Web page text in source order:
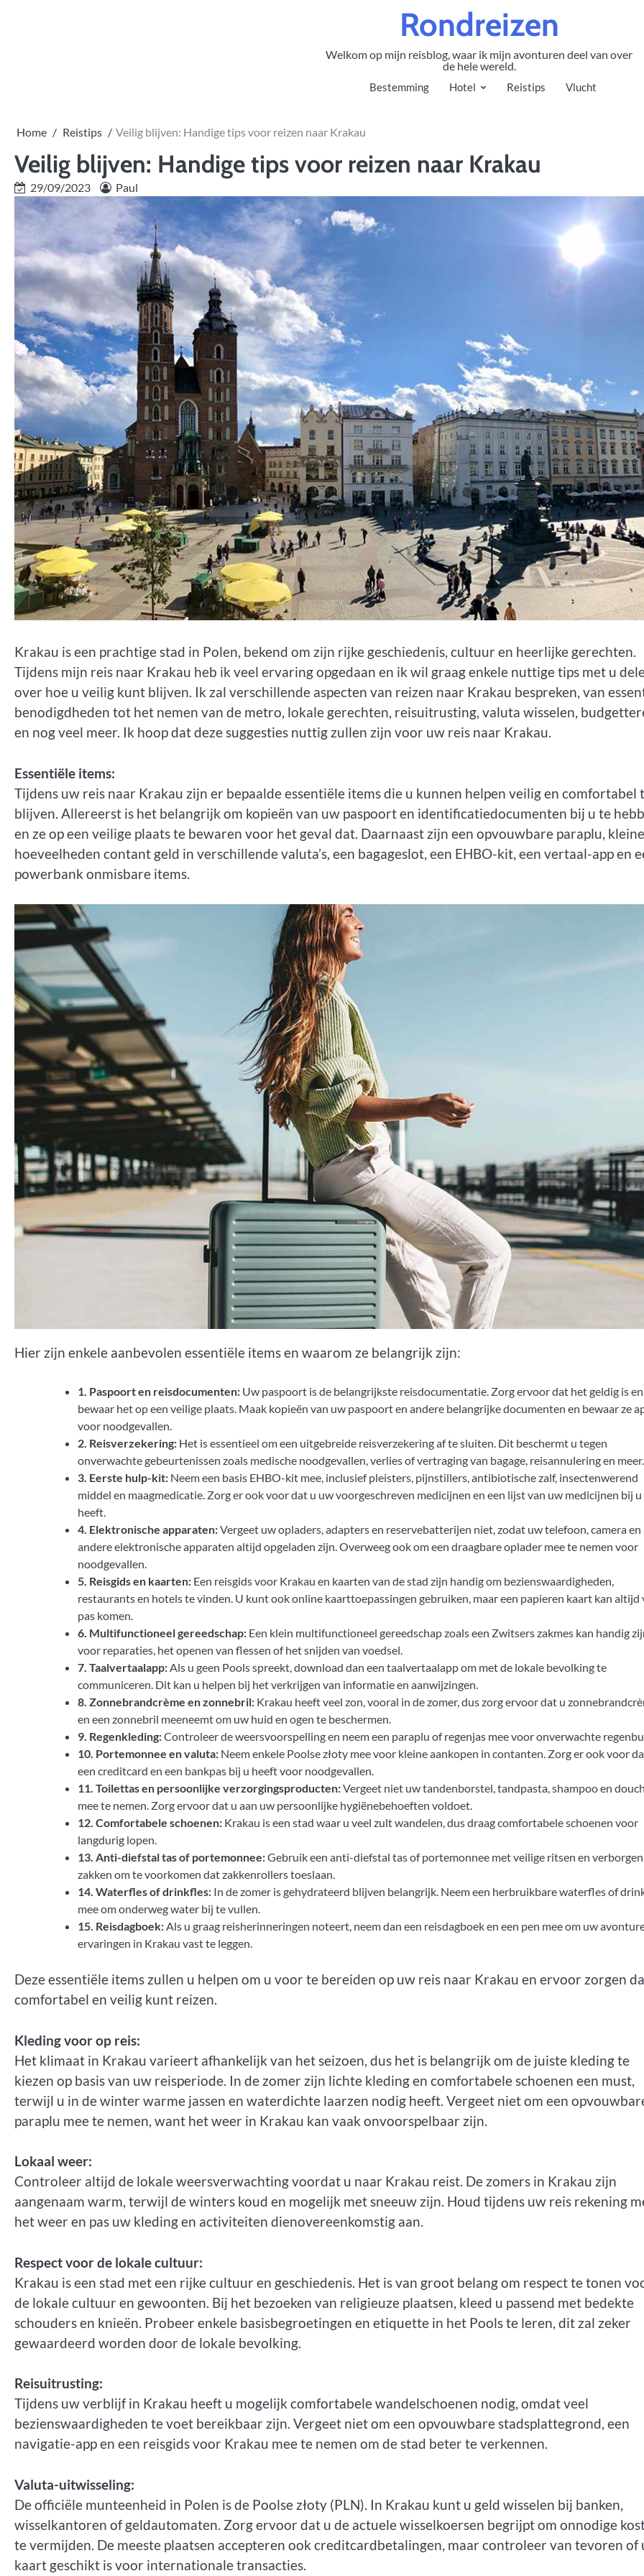
Rondreizen
Welkom op mijn reisblog, waar ik mijn avonturen deel van over
de hele wereld.
Bestemming Hotel Reistips Vlucht
Home Reistips Veilig blijven: Handige tips voor reizen naar Krakau
Veilig blijven: Handige tips voor reizen naar Krakau
29/09/2023 Paul
Krakau is een prachtige stad in Polen, bekend om zijn rijke geschiedenis, cultuur en heerlijke gerechten.
Tijdens mijn reis naar Krakau heb ik veel ervaring opgedaan en ik wil graag enkele nuttige tips met u
over hoe u veilig kunt blijven. Ik zal verschillende aspecten van reizen naar Krakau bespreken, van
benodigdheden tot het nemen van de metro, lokale gerechten, reisuitrusting, valuta wisselen,
en nog veel meer. Ik hoop dat deze suggesties nuttig zullen zijn voor uw reis naar Krakau.
Essentiële items:
Tijdens uw reis naar Krakau zijn er bepaalde essentiële items die u kunnen helpen veilig en comfortabel
blijven. Allereerst is het belangrijk om kopieën van uw paspoort en identificatiedocumenten bij u te
en ze op een veilige plaats te bewaren voor het geval dat. Daarnaast zijn een opvouwbare paraplu, kleine
hoeveelheden contant geld in verschillende valuta’s, een bagageslot, een EHBO-kit, een vertaal-app en
powerbank onmisbare items.
Hier zijn enkele aanbevolen essentiële items en waarom ze belangrijk zijn:
1. Paspoort en reisdocumenten: Uw paspoort is de belangrijkste reisdocumentatie. Zorg ervoor dat het geldig is en
bewaar het op een veilige plaats. Maak kopieën van uw paspoort en andere belangrijke documenten en bewaar ze
voor noodgevallen.
2. Reisverzekering: Het is essentieel om een uitgebreide reisverzekering af te sluiten. Dit beschermt u tegen
onverwachte gebeurtenissen zoals medische noodgevallen, verlies of vertraging van bagage, reisannulering en meer.
3. Eerste hulp-kit: Neem een basis EHBO-kit mee, inclusief pleisters, pijnstillers, antibiotische zalf, insectenwerend
middel en maagmedicatie. Zorg er ook voor dat u uw voorgeschreven medicijnen en een lijst van uw medicijnen bij u
heeft.
4. Elektronische apparaten:Vergeet uw opladers, adapters en reservebatterijen niet, zodat uw telefoon, camera en
andere elektronische apparaten altijd opgeladen zijn. Overweeg ook om een draagbare oplader mee te nemen voor
noodgevallen.
5. Reisgids en kaarten: Een reisgids voor Krakau en kaarten van de stad zijn handig om bezienswaardigheden,
restaurants en hotels te vinden. U kunt ook online kaarttoepassingen gebruiken, maar een papieren kaart kan altijd
pas komen.
6. Multifunctioneel gereedschap: Een klein multifunctioneel gereedschap zoals een Zwitsers zakmes kan handig
voor reparaties, het openen van flessen of het snijden van voedsel.
7. Taalvertaalapp:Als u geen Pools spreekt, download dan een taalvertaalapp om met de lokale bevolking te
communiceren. Dit kan u helpen bij het verkrijgen van informatie en aanwijzingen.
8. Zonnebrandcrème en zonnebril: Krakau heeft veel zon, vooral in de zomer, dus zorg ervoor dat u
en een zonnebril meeneemt om uw huid en ogen te beschermen.
9. Regenkleding:Controleer de weersvoorspelling en neem een paraplu of regenjas mee voor onverwachte
10. Portemonnee en valuta: Neem enkele Poolse złoty mee voor kleine aankopen in contanten. Zorg er ook voor
een creditcard en een bankpas bij u heeft voor noodgevallen.
11. Toilettas en persoonlijke verzorgingsproducten:Vergeet niet uw tandenborstel, tandpasta, shampoo en
mee te nemen. Zorg ervoor dat u aan uw persoonlijke hygiënebehoeften voldoet.
12. Comfortabele schoenen: Krakau is een stad waar u veel zult wandelen, dus draag comfortabele schoenen voor
langdurig lopen.
13. Anti-diefstal tas of portemonnee:Gebruik een anti-diefstal tas of portemonnee met veilige ritsen en verborgen
zakken om te voorkomen dat zakkenrollers toeslaan.
14. Waterfles of drinkfles: In de zomer is gehydrateerd blijven belangrijk. Neem een herbruikbare waterfles of
mee om onderweg water bij te vullen.
15. Reisdagboek:Als u graag reisherinneringen noteert, neem dan een reisdagboek en een pen mee om uw
ervaringen in Krakau vast te leggen.
Deze essentiële items zullen u helpen om u voor te bereiden op uw reis naar Krakau en ervoor zorgen
comfortabel en veilig kunt reizen.
Kleding voor op reis:
Het klimaat in Krakau varieert afhankelijk van het seizoen, dus het is belangrijk om de juiste kleding te
kiezen op basis van uw reisperiode. In de zomer zijn lichte kleding en comfortabele schoenen een must,
terwijl u in de winter warme jassen en waterdichte laarzen nodig heeft. Vergeet niet om een
paraplu mee te nemen, want het weer in Krakau kan vaak onvoorspelbaar zijn.
Lokaal weer:
Controleer altijd de lokale weersverwachting voordat u naar Krakau reist. De zomers in Krakau zijn
aangenaam warm, terwijl de winters koud en mogelijk met sneeuw zijn. Houd tijdens uw reis rekening
het weer en pas uw kleding en activiteiten dienovereenkomstig aan.
Respect voor de lokale cultuur:
Krakau is een stad met een rijke cultuur en geschiedenis. Het is van groot belang om respect te tonen
de lokale cultuur en gewoonten. Bij het bezoeken van religieuze plaatsen, kleed u passend met bedekte
schouders en knieën. Probeer enkele basisbegroetingen en etiquette in het Pools te leren, dit zal zeker
gewaardeerd worden door de lokale bevolking.
Reisuitrusting:
Tijdens uw verblijf in Krakau heeft u mogelijk comfortabele wandelschoenen nodig, omdat veel
bezienswaardigheden te voet bereikbaar zijn. Vergeet niet om een opvouwbare stadsplattegrond, een
navigatie-app en een reisgids voor Krakau mee te nemen om de stad beter te verkennen.
Valuta-uitwisseling:
De officiële munteenheid in Polen is de Poolse złoty (PLN). In Krakau kunt u geld wisselen bij banken,
wisselkantoren of geldautomaten. Zorg ervoor dat u de actuele wisselkoersen begrijpt om onnodige
te vermijden. De meeste plaatsen accepteren ook creditcardbetalingen, maar controleer van tevoren of
kaart geschikt is voor internationale transacties.